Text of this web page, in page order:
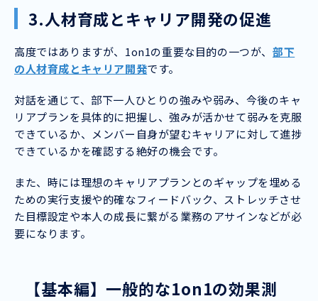
3.人材育成とキャリア開発の促進
高度ではありますが、1on1の重要な目的の一つが、部下
の人材育成とキャリア開発です。
対話を通じて、部下一人ひとりの強みや弱み、今後のキャ
リアプランを具体的に把握し、強みが活かせて弱みを克服
できているか、メンバー自身が望むキャリアに対して進捗
できているかを確認する絶好の機会です。
また、時には理想のキャリアプランとのギャップを埋める
ための実行支援や的確なフィードバック、ストレッチさせ
た目標設定や本人の成長に繋がる業務のアサインなどが必
要になります。
【基本編】一般的な1on1の効果測